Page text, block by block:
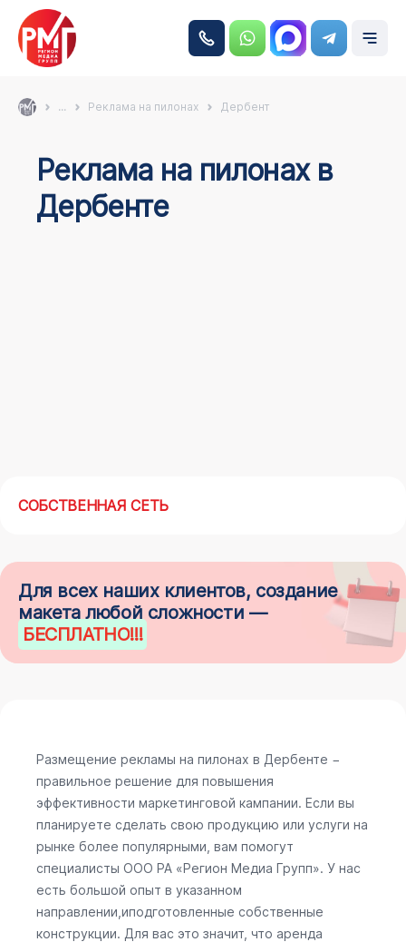
... Реклама на пилонах Дербент
Реклама на пилонах в
Дербенте
СОБСТВЕННАЯ СЕТЬ
Для всех наших клиентов, создание
макета любой сложности —
БЕСПЛАТНО!!!
Размещение рекламы на пилонах в Дербенте −
правильное решение для повышения
эффективности маркетинговой кампании. Если вы
планируете сделать свою продукцию или услуги на
рынке более популярными, вам помогут
специалисты ООО РА «Регион Медиа Групп». У нас
есть большой опыт в указанном
направлении,иподготовленные собственные
конструкции. Для вас это значит, что аренда